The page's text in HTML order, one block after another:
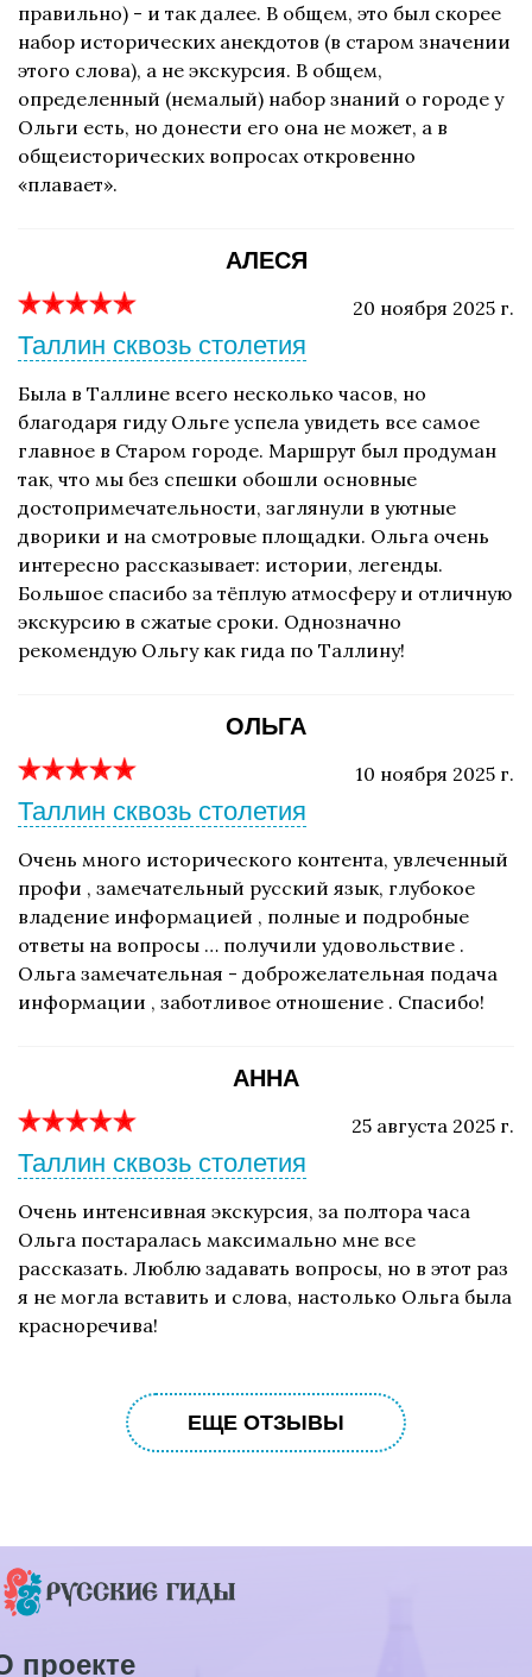
правильно) - и так далее. В общем, это был скорее
набор исторических анекдотов (в старом значении
этого слова), а не экскурсия. В общем,
определенный (немалый) набор знаний о городе у
Ольги есть, но донести его она не может, а в
общеисторических вопросах откровенно
«плавает».
АЛЕСЯ
20 ноября 2025 г.
Таллин сквозь столетия
Была в Таллине всего несколько часов, но
благодаря гиду Ольге успела увидеть все самое
главное в Старом городе. Маршрут был продуман
так, что мы без спешки обошли основные
достопримечательности, заглянули в уютные
дворики и на смотровые площадки. Ольга очень
интересно рассказывает: истории, легенды.
Большое спасибо за тёплую атмосферу и отличную
экскурсию в сжатые сроки. Однозначно
рекомендую Ольгу как гида по Таллину!
ОЛЬГА
10 ноября 2025 г.
Таллин сквозь столетия
Очень много исторического контента, увлеченный
профи , замечательный русский язык, глубокое
владение информацией , полные и подробные
ответы на вопросы … получили удовольствие .
Ольга замечательная - доброжелательная подача
информации , заботливое отношение . Спасибо!
АННА
25 августа 2025 г.
Таллин сквозь столетия
Очень интенсивная экскурсия, за полтора часа
Ольга постаралась максимально мне все
рассказать. Люблю задавать вопросы, но в этот раз
я не могла вставить и слова, настолько Ольга была
красноречива!
ЕЩЕ ОТЗЫВЫ
проекте